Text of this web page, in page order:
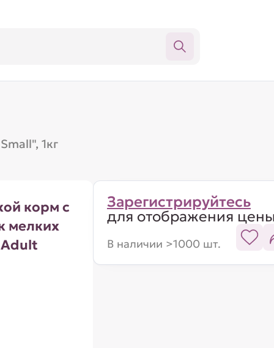
1кг
корм с
мелких
Adult
Зарегистрируйтесь
для отображения
В наличии >1000 шт.